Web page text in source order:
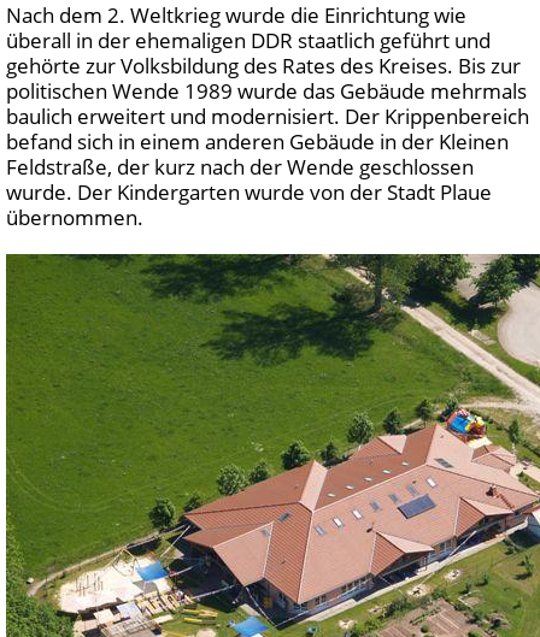
Nach dem 2. Weltkrieg wurde die Einrichtung wie
überall in der ehemaligen DDR staatlich geführt und
gehörte zur Volksbildung des Rates des Kreises. Bis zur
politischen Wende 1989 wurde das Gebäude mehrmals
baulich erweitert und modernisiert. Der Krippenbereich
befand sich in einem anderen Gebäude in der Kleinen
Feldstraße, der kurz nach der Wende geschlossen
wurde. Der Kindergarten wurde von der Stadt Plaue
übernommen.